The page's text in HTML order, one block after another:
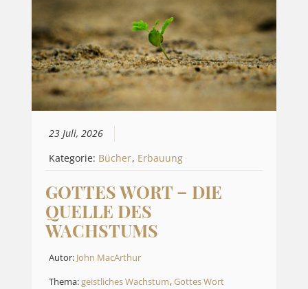
23 Juli, 2026
Kategorie: Bücher, Erbauung
GOTTES WORT – DIE
QUELLE DES
WACHSTUMS
Autor: John MacArthur
Thema:geistliches Wachstum,Gottes Wort